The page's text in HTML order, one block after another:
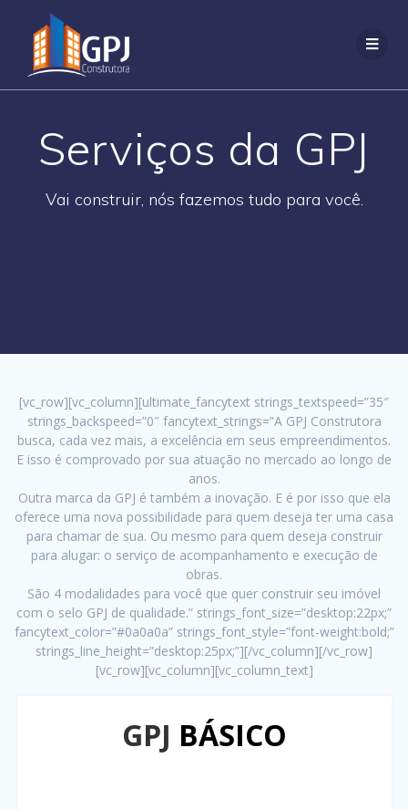
Serviços da GPJ
Vai construir, nós fazemos tudo para você.
[vc_row][vc_column][ultimate_fancytext strings_textspeed=”35″
strings_backspeed=”0″ fancytext_strings=”A GPJ Construtora
busca, cada vez mais, a excelência em seus empreendimentos.
E isso é comprovado por sua atuação no mercado ao longo de
anos.
Outra marca da GPJ é também a inovação. E é por isso que ela
oferece uma nova possibilidade para quem deseja ter uma casa
para chamar de sua. Ou mesmo para quem deseja construir
para alugar: o serviço de acompanhamento e execução de
obras.
São 4 modalidades para você que quer construir seu imóvel
com o selo GPJ de qualidade.” strings_font_size=”desktop:22px;”
fancytext_color=”#0a0a0a” strings_font_style=”font-weight:bold;”
strings_line_height=”desktop:25px;”][/vc_column][/vc_row]
[vc_row][vc_column][vc_column_text]
GPJ BÁSICO